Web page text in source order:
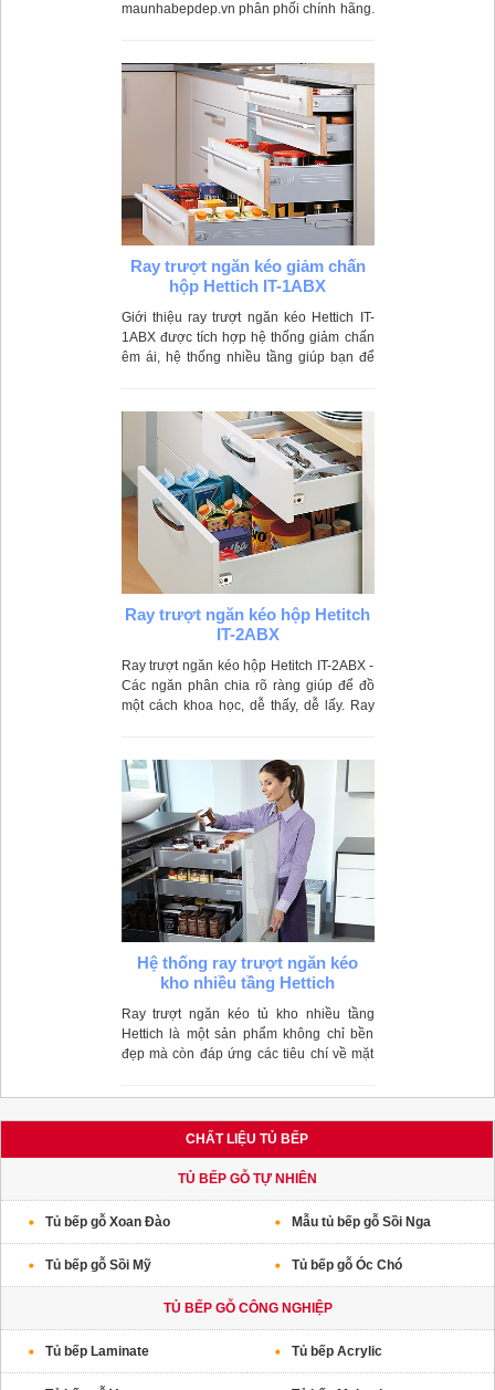
maunhabepdep.vn phân phối chính hãng.
Ray trượt ngăn kéo giảm chấn
hộp Hettich IT-1ABX
Giới thiệu ray trượt ngăn kéo Hettich IT-
1ABX được tích hợp hệ thống giảm chấn
êm ái, hệ thống nhiều tầng giúp bạn để
Ray trượt ngăn kéo hộp Hetitch
IT-2ABX
Ray trượt ngăn kéo hộp Hetitch IT-2ABX -
Các ngăn phân chia rõ ràng giúp để đồ
một cách khoa học, dễ thấy, dễ lấy. Ray
Hệ thống ray trượt ngăn kéo
kho nhiều tầng Hettich
Ray trượt ngăn kéo tủ kho nhiều tầng
Hettich là một sản phẩm không chỉ bền
đẹp mà còn đáp ứng các tiêu chí về mặt
CHẤT LIỆU TỦ BẾP
TỦ BẾP GỖ TỰ NHIÊN
Tủ bếp gỗ Xoan Đào Mẫu tủ bếp gỗ Sồi Nga
Tủ bếp gỗ Sồi Mỹ Tủ bếp gỗ Óc Chó
TỦ BẾP GỖ CÔNG NGHIỆP
Tủ bếp Laminate Tủ bếp Acrylic